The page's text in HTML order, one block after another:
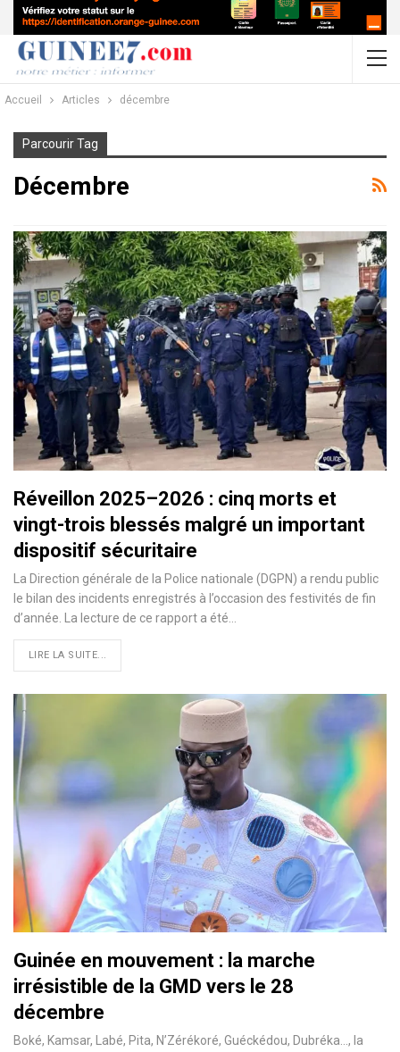
Accueil Articles décembre
Parcourir Tag
Décembre
Réveillon 2025–2026 : cinq morts et
vingt-trois blessés malgré un important
dispositif sécuritaire
La Direction générale de la Police nationale (DGPN) a rendu public
le bilan des incidents enregistrés à l’occasion des festivités de fin
d’année. La lecture de ce rapport a été…
LIRE LA SUITE...
Guinée en mouvement : la marche
irrésistible de la GMD vers le 28
décembre
Boké, Kamsar, Labé, Pita, N’Zérékoré, Guéckédou, Dubréka…, la